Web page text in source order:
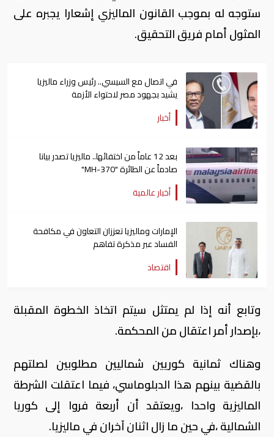
ستوجه له بموجب القانون الماليزي إشعارا يجبره على
المثول أمام فريق التحقيق.
في اتصال مع السيسي.. رئيس وزراء ماليزيا
يشيد بجهود مصر لاحتواء الأزمة
أخبار
بعد 12 عاماً من اختفائها.. ماليزيا تصدر بيانا
صادماً عن الطائرة "MH-370"
أخبار عالمية
الإمارات وماليزيا تعززان التعاون في مكافحة
الفساد عبر مذكرة تفاهم
اقتصاد
وتابع أنه إذا لم يمتثل سيتم اتخاذ الخطوة المقبلة
،بإصدار أمر اعتقال من المحكمة.
وهناك ثمانية كوريين شماليين مطلوبين لصلتهم
بالقضية بينهم هذا الدبلوماسي، فيما اعتقلت الشرطة
الماليزية واحدا ،ويعتقد أن أربعة فروا إلى كوريا
الشمالية ،في حين ما زال اثنان آخران في ماليزيا.